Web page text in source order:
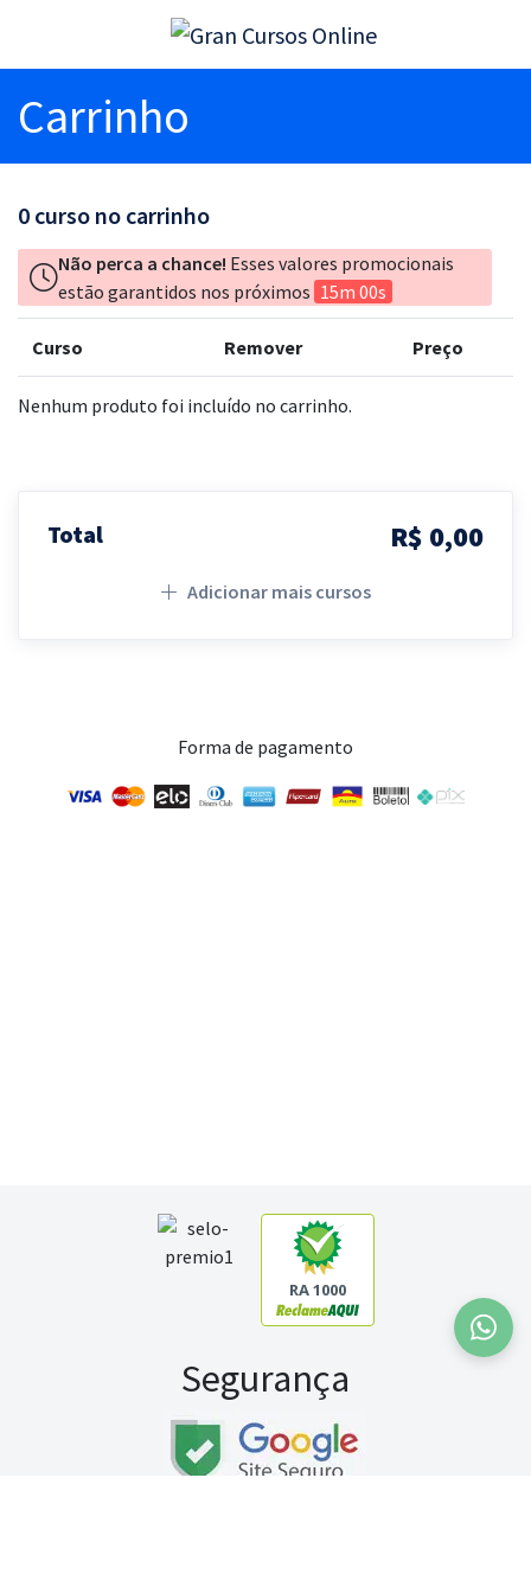
Carrinho
0 curso no carrinho
Não perca a chance! Esses valores promocionais
estão garantidos nos próximos 15m 00s
Curso Remover Preço
Nenhum produto foi incluído no carrinho.
Total R$ 0,00
Adicionar mais cursos
Forma de pagamento
RA 1000
Segurança